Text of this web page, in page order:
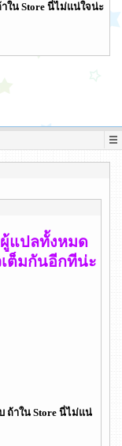
ใน Store นี่ไม่แน่ใจน่ะ
แปลทั้งหมด
ต็มกันอีกทีน่ะ
ถ้าใน Store นี่ไม่แน่